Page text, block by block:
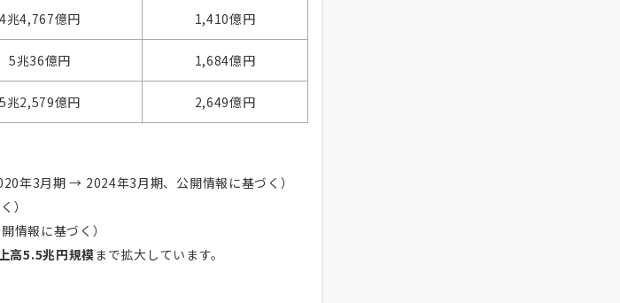
4兆4,767億円 1,410億円
5兆36億円 1,684億円
5兆2,579億円 2,649億円
年3月期 → 2024年3月期、公開情報に基づく）
）
開情報に基づく）
高5.5兆円規模まで拡大しています。